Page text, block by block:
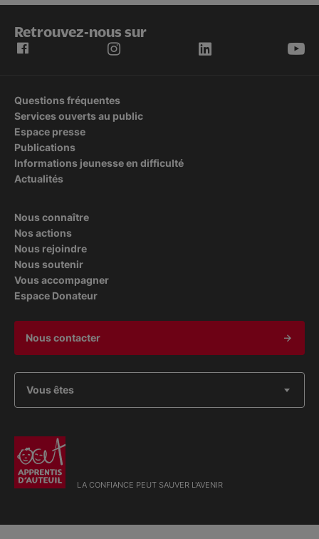
Retrouvez-nous sur
Questions fréquentes
Services ouverts au public
Espace presse
Publications
Informations jeunesse en difficulté
Actualités
Nous connaître
Nos actions
Nous rejoindre
Nous soutenir
Vous accompagner
Espace Donateur
Nous contacter
Vous êtes
LA CONFIANCE PEUT SAUVER L'AVENIR